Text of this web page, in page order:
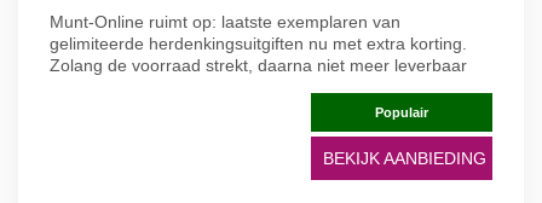
Munt-Online ruimt op: laatste exemplaren van
gelimiteerde herdenkingsuitgiften nu met extra korting.
Zolang de voorraad strekt, daarna niet meer leverbaar
Populair
BEKIJK AANBIEDING